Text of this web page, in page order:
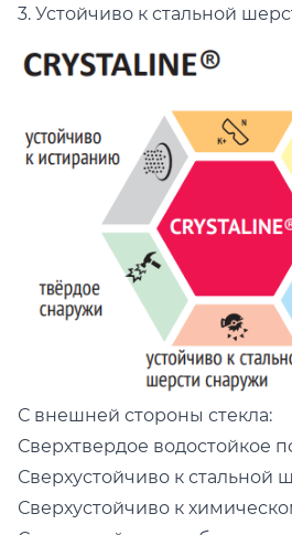
3. Устойчиво к стальной
С внешней стороны стекла:
Сверхтвердое водостойкое
Сверхустойчиво к стальной
Сверхустойчиво к